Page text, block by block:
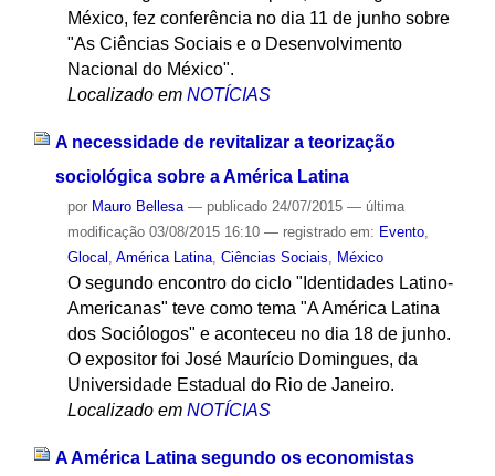
México, fez conferência no dia 11 de junho sobre
"As Ciências Sociais e o Desenvolvimento
Nacional do México".
Localizado em NOTÍCIAS
A necessidade de revitalizar a teorização
sociológica sobre a América Latina
por Mauro Bellesa — publicado24/07/2015 — última
modificação03/08/2015 16:10 — registrado em: Evento,
Glocal
América Latina, Ciências Sociais México
O segundo encontro do ciclo "Identidades Latino-
Americanas" teve como tema "A América Latina
dos Sociólogos" e aconteceu no dia 18 de junho.
O expositor foi José Maurício Domingues, da
Universidade Estadual do Rio de Janeiro.
Localizado em NOTÍCIAS
A América Latina segundo os economistas